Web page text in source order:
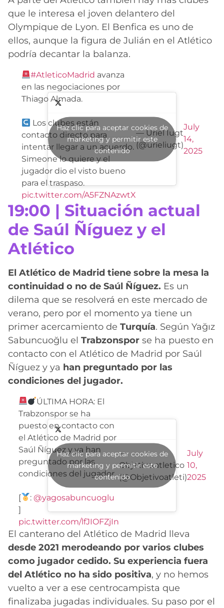
que le interesa el joven delantero del
Olympique de Lyon. El Benfica es uno de
ellos, aunque la figura de Julián en el Atlético
podría decantar la balanza.
#AtleticoMadrid avanza
en las negociaciones por
Thiago Almada.
Los clubes están
contacto directo para
intentar llegar a un acuerdo.
Simeone lo quiere y el
jugador dio el visto bueno
para el traspaso.
pic.twitter.com/A5FZNAzwtX
— Uriel Iugt
(@urieliugt)
July
14,
2025
Haz clic para aceptar cookies de
marketing y permitir este
contenido
19:00 | Situación actual
de Saúl Ñíguez y el
Atlético
El Atlético de Madrid tiene sobre la mesa la
continuidad o no de Saúl Ñíguez. Es un
dilema que se resolverá en este mercado de
verano, pero por el momento ya tiene un
primer acercamiento de Turquía. Según Yağız
Sabuncuoğlu el Trabzonspor se ha puesto en
contacto con el Atlético de Madrid por Saúl
Ñíguez y ya han preguntado por las
condiciones del jugador.
ÚLTIMA HORA: El
Trabzonspor se ha
puesto en contacto con
el Atlético de Madrid por
Saúl Ñíguez y ya han
preguntado por las
condiciones del jugador.
[ : @yagosabuncuoglu
]
pic.twitter.com/lfJIOFZjIn
—
Objetivo.atletico
(@Objetivoatleti)
July
10,
2025
Haz clic para aceptar cookies de
marketing y permitir este
contenido
El canterano del Atlético de Madrid lleva
desde 2021 merodeando por varios clubes
como jugador cedido. Su experiencia fuera
del Atlético no ha sido positiva, y no hemos
vuelto a ver a ese centrocampista que
finalizaba jugadas individuales. Su paso por el